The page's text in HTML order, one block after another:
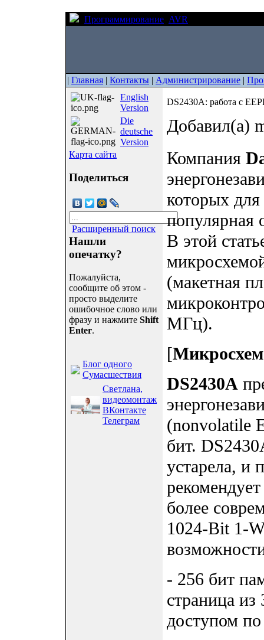
Программирование AVR
| Главная | Контакты | Администрирование |
English
Version
Die
deutsche
Version
Карта сайта
Поделиться
Расширенный поиск
Нашли
опечатку?
Пожалуйста,
сообщите об этом -
просто выделите
ошибочное слово или
фразу и нажмите Shift
Enter.
Блог одного
Сумасшествия
Светлана,
видеомонтаж
ВКонтакте
Телеграм
DS2430A: работа с
Добавил(а)
Компания
которых для
популярная
В этой
(макетная
МГц).
[
DS2430A
(nonvolatile
бит.
устарела, и
более
1024-Bit 1-
- 256 бит
страница
доступом